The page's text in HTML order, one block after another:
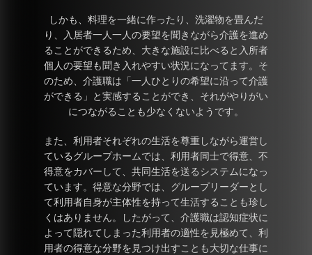
しかも、料理を一緒に作ったり、洗濯物を畳んだ
り、入居者一人一人の要望を聞きながら介護を進め
ることができるため、大きな施設に比べると入所者
個人の要望も聞き入れやすい状況になってます。そ
のため、介護職は「一人ひとりの希望に沿って介護
ができる」と実感することができ、それがやりがい
につながることも少なくないようです。
また、利用者それぞれの生活を尊重しながら運営し
ているグループホームでは、利用者同士で得意、不
得意をカバーして、共同生活を送るシステムになっ
ています。得意な分野では、グループリーダーとし
て利用者自身が主体性を持って生活することも珍し
くはありません。したがって、介護職は認知症状に
よって隠れてしまった利用者の適性を見極めて、利
用者の得意な分野を見つけ出すことも大切な仕事に